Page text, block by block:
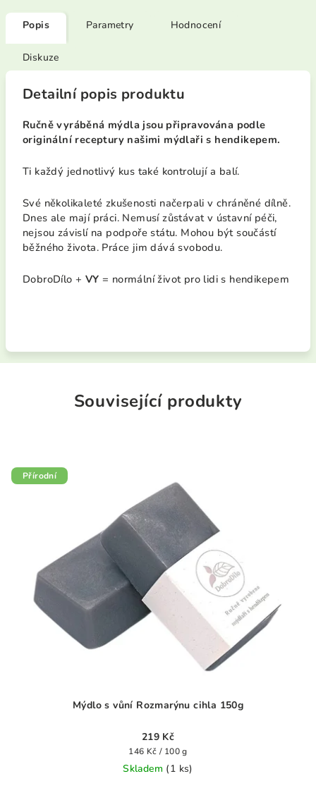
Popis Parametry Hodnocení
Diskuze
Detailní popis produktu
Ručně vyráběná mýdla jsou připravována podle
originální receptury našimi mýdlaři s hendikepem.
Ti každý jednotlivý kus také kontrolují a balí.
Své několikaleté zkušenosti načerpali v chráněné dílně.
Dnes ale mají práci. Nemusí zůstávat v ústavní péči,
nejsou závislí na podpoře státu. Mohou být součástí
běžného života. Práce jim dává svobodu.
DobroDílo + VY = normální život pro lidi s hendikepem
Související produkty
Přírodní
Mýdlo s vůní Rozmarýnu cihla 150g
219 Kč
Měrná
cena:
146 Kč / 100 g
Skladem (1 ks)